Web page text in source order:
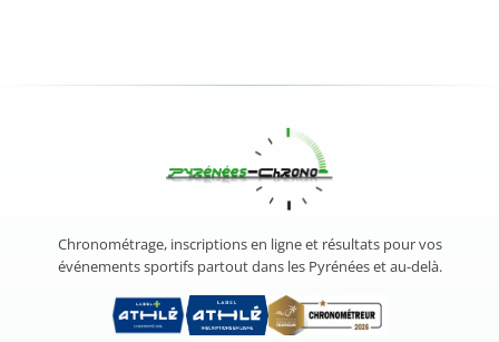
Chronométrage, inscriptions en ligne et résultats pour vos
événements sportifs partout dans les Pyrénées et au-delà.